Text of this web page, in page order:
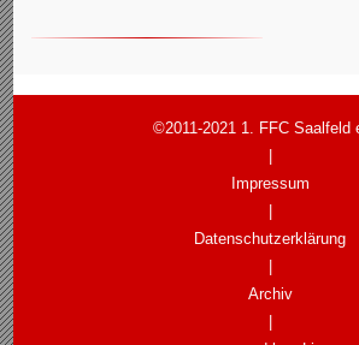
©2011-2021 1. FFC Saalfeld
|
Impressum
|
Datenschutzerklärung
|
Archiv
|